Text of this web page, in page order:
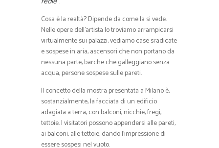
Cosa è la realtà? Dipende da come la si vede.
Nelle opere dell’artista lo troviamo arrampicarsi
virtualmente sui palazzi, vediamo case sradicate
e sospese in aria, ascensori che non portano da
nessuna parte, barche che galleggiano senza
acqua, persone sospese sulle pareti.
Il concetto della mostra presentata a Milano è,
sostanzialmente, la facciata di un edificio
adagiata a terra, con balconi, nicchie, fregi,
tettoie. I visitatori possono appendersi alle pareti,
ai balconi, alle tettoie, dando l’impressione di
essere sospesi nel vuoto.